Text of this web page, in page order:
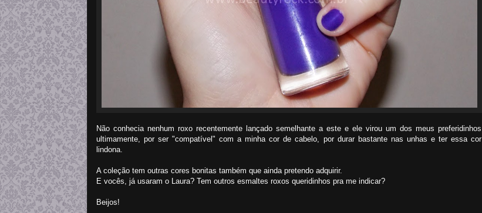
Não conhecia nenhum roxo recentemente lançado semelhante a este e ele virou um dos meus preferidinhos
ultimamente, por ser "compatível" com a minha cor de cabelo, por durar bastante nas unhas e ter essa cor
lindona.
A coleção tem outras cores bonitas também que ainda pretendo adquirir.
E vocês, já usaram o Laura? Tem outros esmaltes roxos queridinhos pra me indicar?
Beijos!